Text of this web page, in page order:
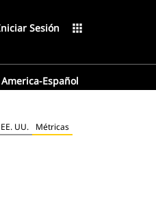
Sesión apps
Español
EE. UU. Métricas